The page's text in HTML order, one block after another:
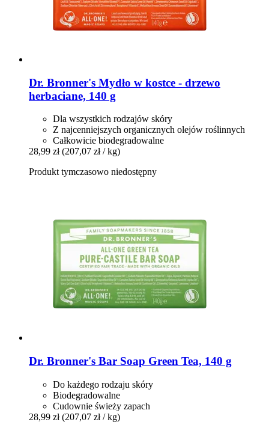
Dr. Bronner's Mydło w kostce -​ drzewo
herbaciane, 140 g
Dla wszystkich rodzajów skóry
Z najcenniejszych organicznych olejów roślinnych
Całkowicie biodegradowalne
28,99 zł (207,07 zł / kg)
Produkt tymczasowo niedostępny
Dr. Bronner's Bar Soap Green Tea, 140 g
Do każdego rodzaju skóry
Biodegradowalne
Cudownie świeży zapach
28,99 zł (207,07 zł / kg)